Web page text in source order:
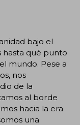
bajo el
hasta qué punto
mundo. Pese a
nos
de la
al borde
hacia la era
una